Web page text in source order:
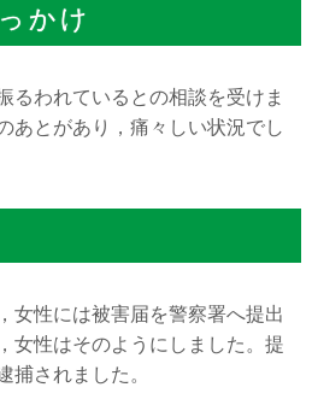
かけ
るわれているとの相談を受けま
あとがあり，痛々しい状況でし
女性には被害届を警察署へ提出
女性はそのようにしました。提
捕されました。